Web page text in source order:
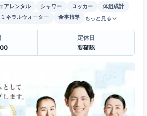
アレンタル シャワー ロッカー
体組成計
ミネラルウォーター 食事指導 もっと見る
定休日
要確認